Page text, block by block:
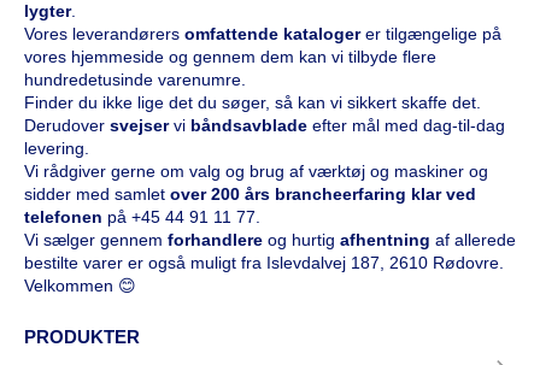
lygter.
Vores leverandørers omfattende katalogerer tilgængelige på
vores hjemmeside og gennem dem kan vi tilbyde flere
hundredetusinde varenumre.
Finder du ikke lige det du søger, så kan vi sikkert skaffe det.
Derudover svejservi båndsavblade efter mål med dag-til-dag
levering.
Vi rådgiver gerne om valg og brug af værktøj og maskiner og
sidder med samlet over 200 års brancheerfaring klar ved
telefonen på +45 44 91 11 77
Vi sælger gennem forhandlere og hurtig afhentning af allerede
bestilte varer er også muligt fra Islevdalvej 187, 2610 Rødovre.
Velkommen 😊
PRODUKTER